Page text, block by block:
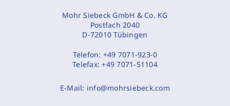
Mohr Siebeck GmbH & Co. KG
Postfach 2040
D-72010 Tübingen
Telefon: +49 7071-923-0
Telefax:+49 7071-51104
E-Mail: info@mohrsiebeck.com